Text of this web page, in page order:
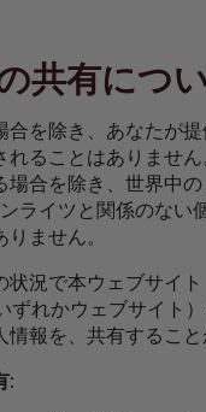
共有につ
合を除き、あなたが
れることはありませ
場合を除き、世界中
ライツと関係のない
ません。
状況で本ウェブサイ
ずれかウェブサイト
報を、共有すること
: